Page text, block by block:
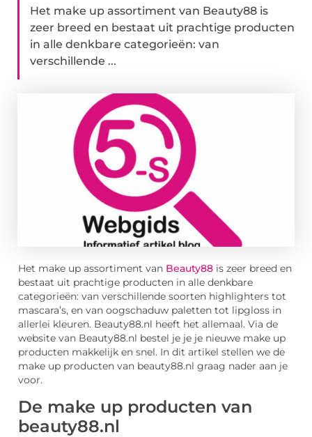
Het make up assortiment van Beauty88 is
zeer breed en bestaat uit prachtige producten
in alle denkbare categorieën: van
verschillende ...
Het make up assortiment van Beauty88 is zeer breed en
bestaat uit prachtige producten in alle denkbare
categorieën: van verschillende soorten highlighters tot
mascara’s, en van oogschaduw paletten tot lipgloss in
allerlei kleuren. Beauty88.nl heeft het allemaal. Via de
website van Beauty88.nl bestel je je je nieuwe make up
producten makkelijk en snel. In dit artikel stellen we de
make up producten van beauty88.nl graag nader aan je
voor.
De make up producten van
beauty88.nl